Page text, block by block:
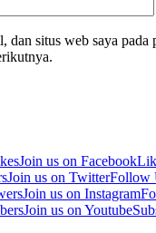
dan situs web saya pada
Join us on Facebook
Join us on TwitterFollow
Join us on Instagram
Join us on Youtube